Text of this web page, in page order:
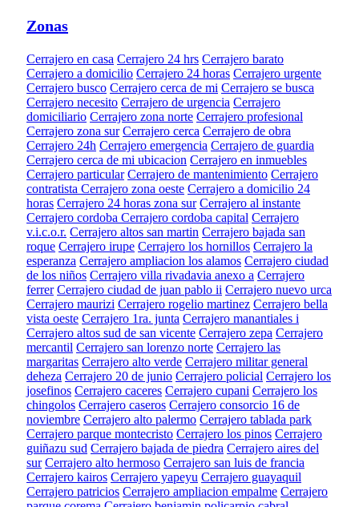
Zonas
Cerrajero en casa Cerrajero 24 hrs Cerrajero barato
Cerrajero a domicilio Cerrajero 24 horas Cerrajero urgente
Cerrajero busco Cerrajero cerca de mi Cerrajero se busca
Cerrajero necesito Cerrajero de urgencia Cerrajero
domiciliario Cerrajero zona norte Cerrajero profesional
Cerrajero zona sur Cerrajero cerca Cerrajero de obra
Cerrajero 24h Cerrajero emergencia Cerrajero de guardia
Cerrajero cerca de mi ubicacion Cerrajero en inmuebles
Cerrajero particular Cerrajero de mantenimiento Cerrajero
contratista Cerrajero zona oeste Cerrajero a domicilio 24
horas Cerrajero 24 horas zona sur Cerrajero al instante
Cerrajero cordoba Cerrajero cordoba capital Cerrajero
v.i.c.o.r. Cerrajero altos san martin Cerrajero bajada san
roque Cerrajero irupe Cerrajero los hornillos Cerrajero la
esperanza Cerrajero ampliacion los alamos Cerrajero ciudad
de los niños Cerrajero villa rivadavia anexo a Cerrajero
ferrer Cerrajero ciudad de juan pablo ii Cerrajero nuevo urca
Cerrajero maurizi Cerrajero rogelio martinez Cerrajero bella
vista oeste Cerrajero 1ra. junta Cerrajero manantiales i
Cerrajero altos sud de san vicente Cerrajero zepa Cerrajero
mercantil Cerrajero san lorenzo norte Cerrajero las
margaritas Cerrajero alto verde Cerrajero militar general
deheza Cerrajero 20 de junio Cerrajero policial Cerrajero los
josefinos Cerrajero caceres Cerrajero cupani Cerrajero los
chingolos Cerrajero caseros Cerrajero consorcio 16 de
noviembre Cerrajero alto palermo Cerrajero tablada park
Cerrajero parque montecristo Cerrajero los pinos Cerrajero
guiñazu sud Cerrajero bajada de piedra Cerrajero aires del
sur Cerrajero alto hermoso Cerrajero san luis de francia
Cerrajero kairos Cerrajero yapeyu Cerrajero guayaquil
Cerrajero patricios Cerrajero ampliacion empalme Cerrajero